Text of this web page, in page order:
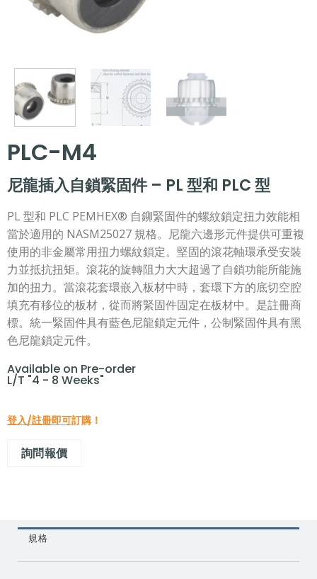
PLC-M4
尼龍插入自鎖緊固件 – PL 型和 PLC 型
PL 型和 PLC PEMHEX® 自鉚緊固件的螺紋鎖定扭力效能相
當於適用的 NASM25027 規格。尼龍六邊形元件提供可重複
使用的非金屬常用扭力螺紋鎖定。堅固的滾花軸環承受安裝
力並抵抗扭矩。滾花的旋轉阻力大大超過了自鎖功能所能施
加的扭力。當滾花套環嵌入板材中時，套環下方的底切空腔
填充有移位的板材，從而將緊固件固定在板材中。是註冊商
標。統一緊固件具有藍色尼龍鎖定元件，公制緊固件具有黑
色尼龍鎖定元件。
Available on Pre-order
L/T "4 - 8 Weeks"
登入/註冊即可訂購！
詢問報價
規格